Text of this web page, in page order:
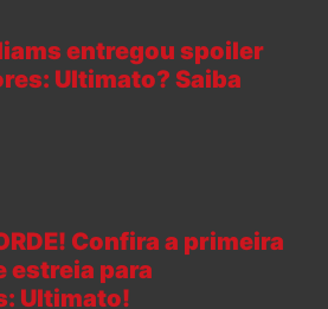
entregou spoiler
Ultimato? Saiba
Confira a primeira
estreia para
Ultimato!